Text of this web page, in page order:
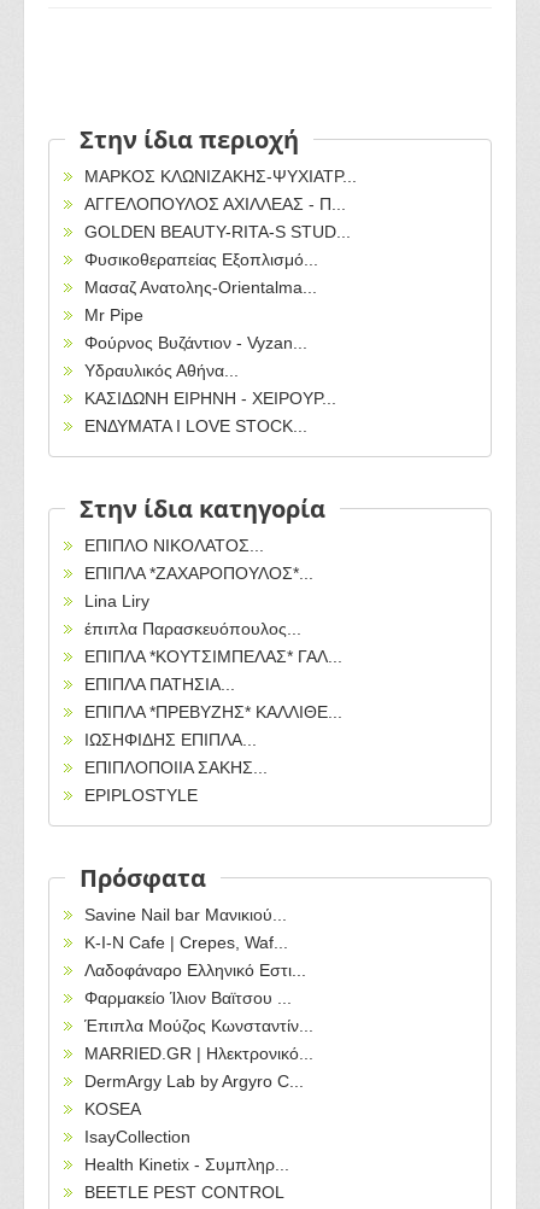
Στην ίδια περιοχή
ΜΑΡΚΟΣ ΚΛΩΝΙΖΑΚΗΣ-ΨΥΧΙΑΤΡ...
ΑΓΓΕΛΟΠΟΥΛΟΣ ΑΧΙΛΛΕΑΣ - Π...
GOLDEN BEAUTY-RITA-S STUD...
Φυσικοθεραπείας Εξοπλισμό...
Μασαζ Ανατολης-Orientalma...
Mr Pipe
Φούρνος Βυζάντιον - Vyzan...
Υδραυλικός Αθήνα...
ΚΑΣΙΔΩΝΗ ΕΙΡΗΝΗ - ΧΕΙΡΟΥΡ...
ΕΝΔΥΜΑΤΑ I LOVE STOCK...
Στην ίδια κατηγορία
ΕΠΙΠΛΟ ΝΙΚΟΛΑΤΟΣ...
ΕΠΙΠΛΑ *ΖΑΧΑΡΟΠΟΥΛΟΣ*...
Lina Liry
έπιπλα Παρασκευόπουλος...
ΕΠΙΠΛΑ *ΚΟΥΤΣΙΜΠΕΛΑΣ* ΓΑΛ...
ΕΠΙΠΛΑ ΠΑΤΗΣΙΑ...
ΕΠΙΠΛΑ *ΠΡΕΒΥΖΗΣ* ΚΑΛΛΙΘΕ...
ΙΩΣΗΦΙΔΗΣ ΕΠΙΠΛΑ...
ΕΠΙΠΛΟΠΟΙΙΑ ΣΑΚΗΣ...
EPIPLOSTYLE
Πρόσφατα
Savine Nail bar Μανικιού...
Κ-Ι-Ν Cafe | Crepes, Waf...
Λαδοφάναρο Ελληνικό Εστι...
Φαρμακείο Ίλιον Βαϊτσου ...
Έπιπλα Μούζος Κωνσταντίν...
MARRIED.GR | Ηλεκτρονικό...
DermArgy Lab by Argyro C...
KOSEA
IsayCollection
Health Kinetix - Συμπληρ...
BEETLE PEST CONTROL